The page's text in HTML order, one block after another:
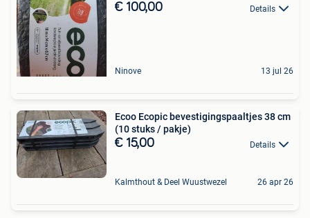
€ 100,00 Details
Ninove 13 jul 26
Ecoo Ecopic bevestigingspaaltjes 38 cm
(10 stuks / pakje)
€ 15,00 Details
Kalmthout & Deel Wuustwezel 26 apr 26